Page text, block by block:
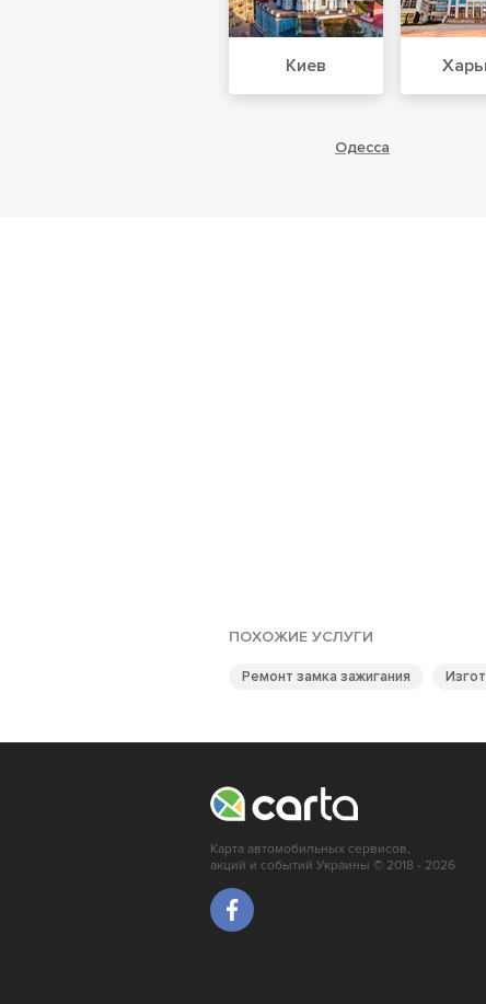
Киев
Одесса
ПОХОЖИЕ УСЛУГИ
Ремонт замка зажигания
Карта автомобильных сервисов,
акций и событий Украины © 2018 - 2026